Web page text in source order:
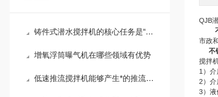
铸件式潜水搅拌机的核心任务是“搅动水流”
增氧浮筒曝气机在哪些领域有优势
低速推流搅拌机能够产生*的推流效应
QJB
市政
不
搅拌
1）
2）
3）